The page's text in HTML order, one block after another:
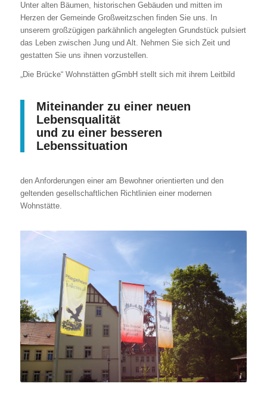
Unter alten Bäumen, historischen Gebäuden und mitten im
Herzen der Gemeinde Großweitzschen finden Sie uns. In
unserem großzügigen parkähnlich angelegten Grundstück pulsiert
das Leben zwischen Jung und Alt. Nehmen Sie sich Zeit und
gestatten Sie uns ihnen vorzustellen.
„Die Brücke“ Wohnstätten gGmbH stellt sich mit ihrem Leitbild
Miteinander zu einer neuen
Lebensqualität
und zu einer besseren
Lebenssituation
den Anforderungen einer am Bewohner orientierten und den
geltenden gesellschaftlichen Richtlinien einer modernen
Wohnstätte.
Lars Werner